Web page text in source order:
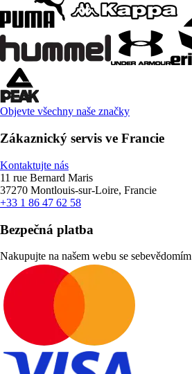
Objevte všechny naše značky
Zákaznický servis ve Francie
Kontaktujte nás
11 rue Bernard Maris
37270 Montlouis-sur-Loire, Francie
+33 1 86 47 62 58
Bezpečná platba
Nakupujte na našem webu se sebevědomím